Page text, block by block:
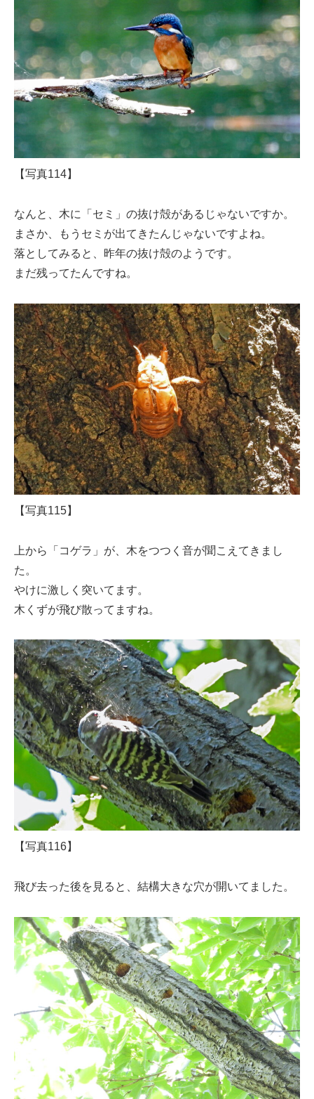
【写真114】
なんと、木に「セミ」の抜け殻があるじゃないですか。
まさか、もうセミが出てきたんじゃないですよね。
落としてみると、昨年の抜け殻のようです。
まだ残ってたんですね。
【写真115】
上から「コゲラ」が、木をつつく音が聞こえてきまし
た。
やけに激しく突いてます。
木くずが飛び散ってますね。
【写真116】
飛び去った後を見ると、結構大きな穴が開いてました。